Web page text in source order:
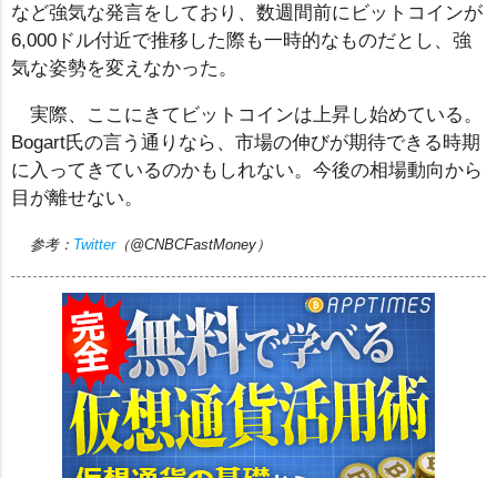
など強気な発言をしており、数週間前にビットコインが
6,000ドル付近で推移した際も一時的なものだとし、強
気な姿勢を変えなかった。
実際、ここにきてビットコインは上昇し始めている。
Bogart氏の言う通りなら、市場の伸びが期待できる時期
に入ってきているのかもしれない。今後の相場動向から
目が離せない。
参考： Twitter（@CNBCFastMoney）